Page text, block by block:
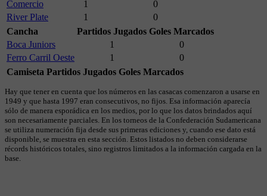
Comercio 1
0
River Plate
1
0
Cancha
Partidos Jugados Goles Marcados
Boca Juniors
1
0
Ferro Carril Oeste
1
0
Camiseta Partidos Jugados Goles Marcados
Hay que tener en cuenta que los números en las casacas comenzaron a usarse en
1949 y que hasta 1997 eran consecutivos, no fijos. Esa información aparecía
sólo de manera esporádica en los medios, por lo que los datos brindados aquí
son necesariamente parciales. En los torneos de la Confederación Sudamericana
se utiliza numeración fija desde sus primeras ediciones y, cuando ese dato está
disponible, se muestra en esta sección. Estos listados no deben considerarse
récords históricos totales, sino registros limitados a la información cargada en la
base.